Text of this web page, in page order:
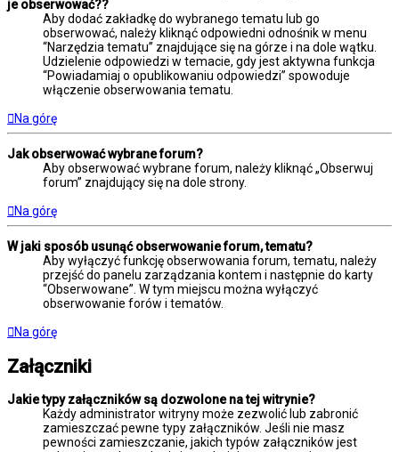
je obserwować??
Aby dodać zakładkę do wybranego tematu lub go
obserwować, należy kliknąć odpowiedni odnośnik w menu
“Narzędzia tematu” znajdujące się na górze i na dole wątku.
Udzielenie odpowiedzi w temacie, gdy jest aktywna funkcja
“Powiadamiaj o opublikowaniu odpowiedzi” spowoduje
włączenie obserwowania tematu.
Na górę
Jak obserwować wybrane forum?
Aby obserwować wybrane forum, należy kliknąć „Obserwuj
forum” znajdujący się na dole strony.
Na górę
W jaki sposób usunąć obserwowanie forum, tematu?
Aby wyłączyć funkcję obserwowania forum, tematu, należy
przejść do panelu zarządzania kontem i następnie do karty
“Obserwowane”. W tym miejscu można wyłączyć
obserwowanie forów i tematów.
Na górę
Załączniki
Jakie typy załączników są dozwolone na tej witrynie?
Każdy administrator witryny może zezwolić lub zabronić
zamieszczać pewne typy załączników. Jeśli nie masz
pewności zamieszczanie, jakich typów załączników jest